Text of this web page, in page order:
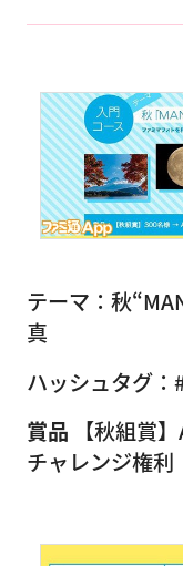
テーマ：秋
真
ハッシュタグ
賞品 【秋組賞
チャレンジ権